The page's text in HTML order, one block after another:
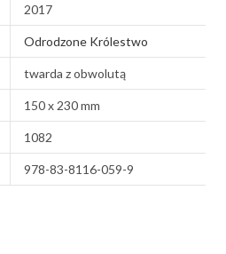
2017
Odrodzone Królestwo
twarda z obwolutą
150 x 230 mm
1082
978-83-8116-059-9